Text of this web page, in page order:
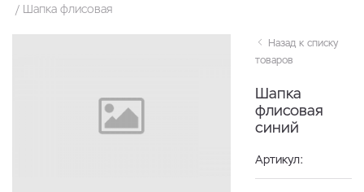
Шапка флисовая
Назад к списку
товаров
Шапка
флисовая
синий
Артикул: